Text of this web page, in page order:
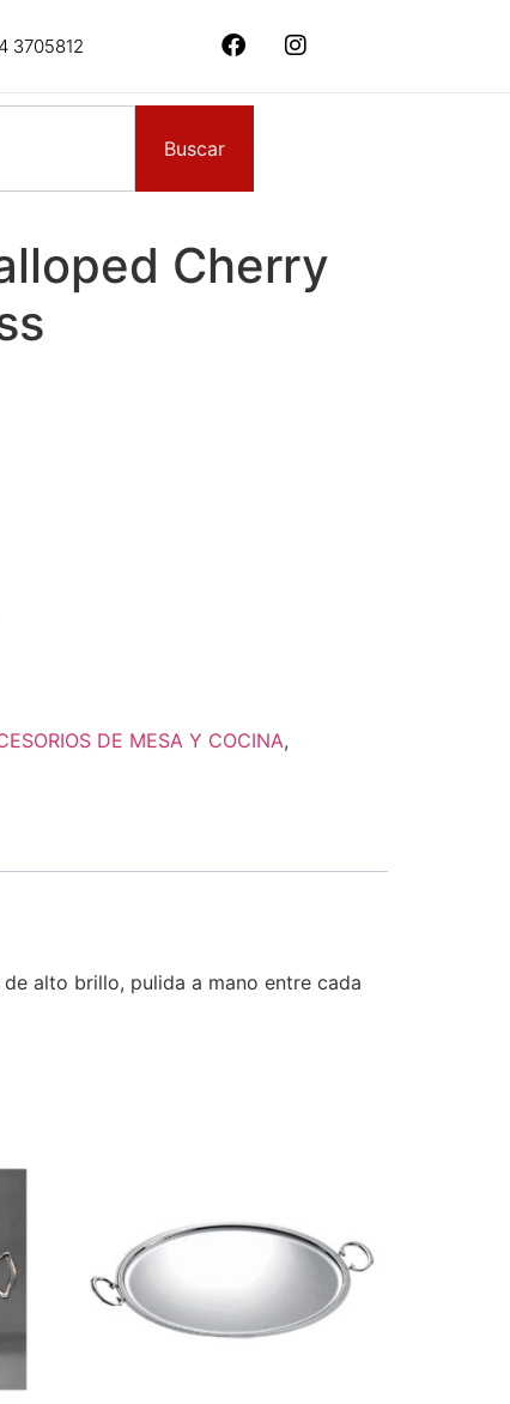
3705812
Buscar
Cherry
DE MESA Y COCINA,
alto brillo, pulida a mano entre cada